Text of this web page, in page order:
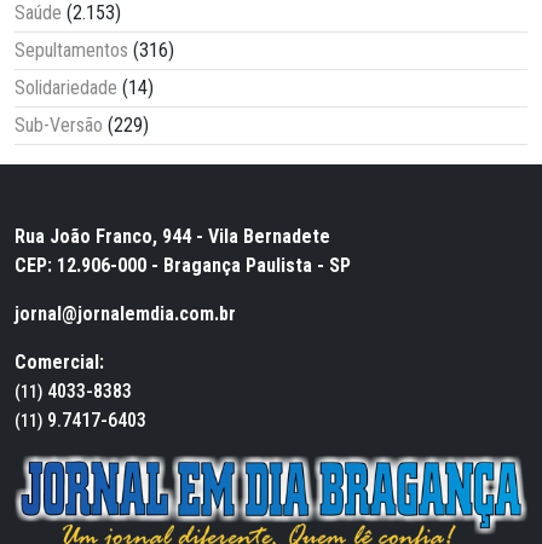
Saúde (2.153)
Sepultamentos (316)
Solidariedade (14)
Sub-Versão (229)
Rua João Franco, 944 - Vila Bernadete
CEP: 12.906-000 - Bragança Paulista - SP
jornal@jornalemdia.com.br
Comercial:
(11) 4033-8383
(11) 9.7417-6403